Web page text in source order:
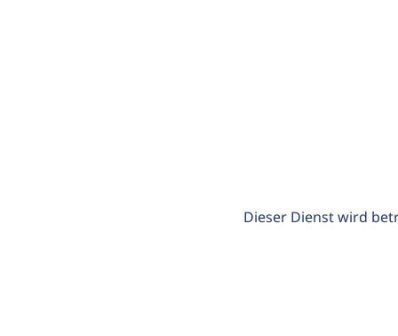
Dieser Dienst wird